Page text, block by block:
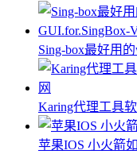
Sing-box最好用
Karing代理工具
苹果IOS 小火箭